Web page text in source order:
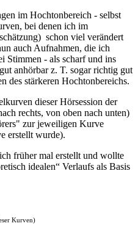
im Hochtonbereich - selbst
bei denen ich im
schon viel verändert
auch Aufnahmen, die ich
Stimmen - als scharf und ins
anhörbar z. T. sogar richtig gut
des stärkeren Hochtonbereichs.
dieser Hörsession der
rechts, von oben nach unten)
zur jeweiligen Kurve
erstellt wurde).
früher mal erstellt und wollte
idealen“ Verlaufs als Basis
Kurven)